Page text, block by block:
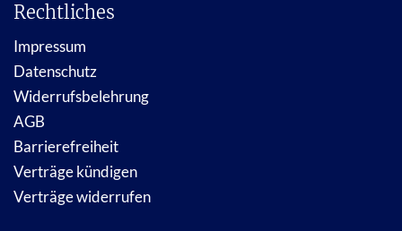
Rechtliches
Impressum
Datenschutz
Widerrufsbelehrung
AGB
Barrierefreiheit
Verträge kündigen
Verträge widerrufen